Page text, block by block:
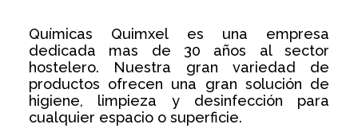
Químicas Quimxel es una empresa
dedicada mas de 30 años al sector
hostelero. Nuestra gran variedad de
productos ofrecen una gran solución de
higiene, limpieza y desinfección para
cualquier espacio o superficie.